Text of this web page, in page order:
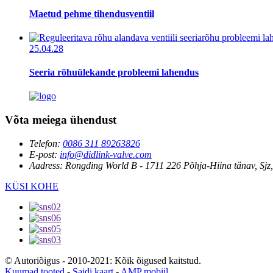
Maetud pehme tihendusventiil
25.04.28
Seeria rõhuülekande probleemi lahendus
Võta meiega ühendust
Telefon: 0086 311 89263826
E-post: info@didlink-valve.com
Aadress: Rongding World B - 1711 226 Põhja-Hiina tänav,
KÜSI KOHE
© Autoriõigus - 2010-2021: Kõik õigused kaitstud.